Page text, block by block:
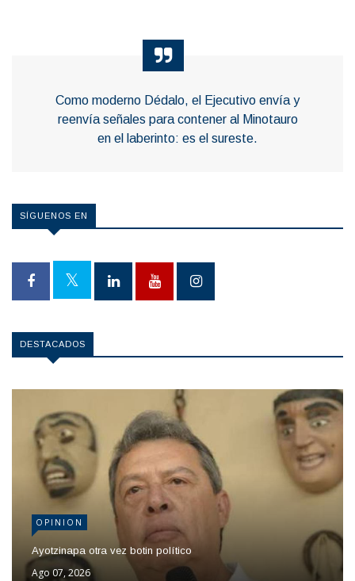
Como moderno Dédalo, el Ejecutivo envía y
reenvía señales para contener al Minotauro
en el laberinto: es el sureste.
SÍGUENOS EN
DESTACADOS
OPINION
Ayotzinapa otra vez botin político
Ago 07, 2026